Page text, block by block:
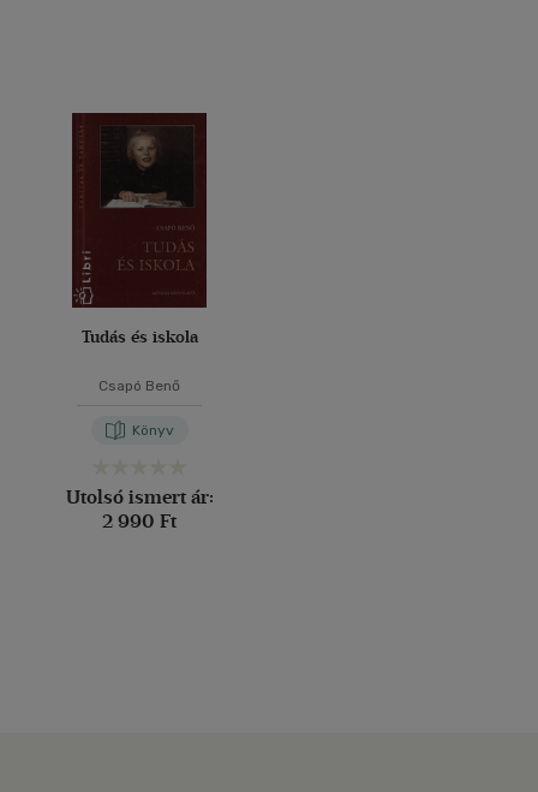
Tudás és iskola
Csapó Benő
Könyv
Utolsó ismert ár:
2 990 Ft